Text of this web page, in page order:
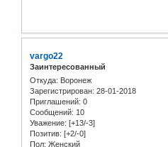
vargo22
Заинтересованный
Откуда: Воронеж
Зарегистрирован: 28-01-2018
Приглашений: 0
Сообщений: 10
Уважение: [+13/-3]
Позитив: [+2/-0]
Пол: Женский